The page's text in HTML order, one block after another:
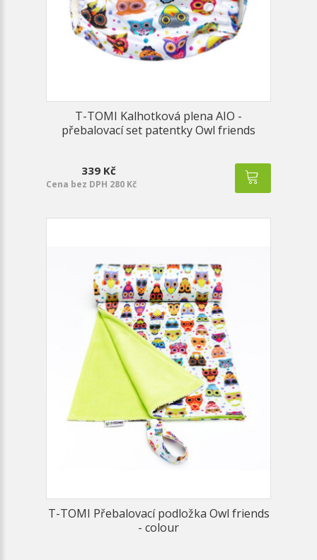
T-TOMI Kalhotková plena AIO -
přebalovací set patentky Owl friends
339 Kč
Cena bez DPH 280 Kč
T-TOMI Přebalovací podložka Owl friends
- colour